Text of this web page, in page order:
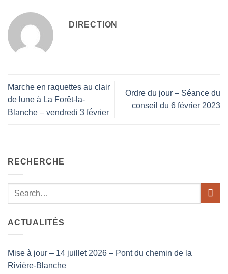
DIRECTION
Marche en raquettes au clair
de lune à La Forêt-la-
Blanche – vendredi 3 février
Ordre du jour – Séance du
conseil du 6 février 2023
RECHERCHE
ACTUALITÉS
Mise à jour – 14 juillet 2026 – Pont du chemin de la
Rivière-Blanche